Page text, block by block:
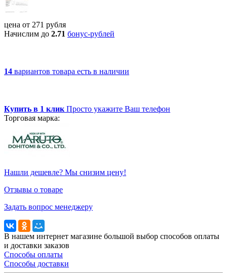
цена от 271 рубля
Начислим до 2.71 бонус-рублей
14 вариантов товара есть в наличии
Купить в 1 клик Просто укажите Ваш телефон
Торговая марка:
Нашли дешевле? Мы снизим цену!
Отзывы о товаре
Задать вопрос менеджеру
В нашем интернет магазине большой выбор способов оплаты
и доставки заказов
Способы оплаты
Способы доставки